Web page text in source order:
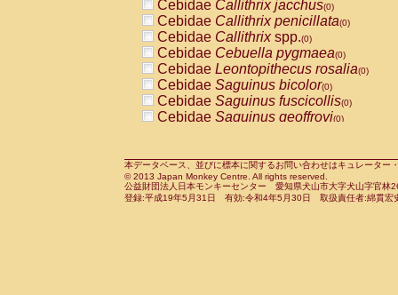
PitheciidaePithecia monachus
PitheciidaePithecia pithecia(0)
CercopithecidaeCercocebus agilis
CercopithecidaeCercocebus
CercopithecidaeCercocebus
CercopithecidaeCercocebus
CercopithecidaeCercocebus
CercopithecidaeCercocebushybrid
CercopithecidaePapio anubis(0)
CercopithecidaePapio cynocephalus
CercopithecidaePapio hamadryas(0)
Cebidae Callithrix jacchus(0)
Cebidae Callithrix penicillata(0)
Cebidae Callithrixspp.(0)
Cebidae Cebuella pygmaea(0)
Cebidae Leontopithecus rosalia(0)
Cebidae Saguinus bicolor(0)
Cebidae Saguinus fuscicollis(0)
Cebidae Saguinus geoffroyi(0)
CebidaeSaguinus leucopus(0)
CebidaeSaguinus midas(0)
Cebidae Saguinus mystax(0)
本データベース、並びに標本に関するお問い合わせはキュレータ
© 2013 Japan Monkey Centre. All rights reserved.
公益財団法人日本モンキーセンター 愛知県犬山市大字犬山字官
登録:平成19年5月31日 有効:令和4年5月30日 取扱責任者:綿貫宏